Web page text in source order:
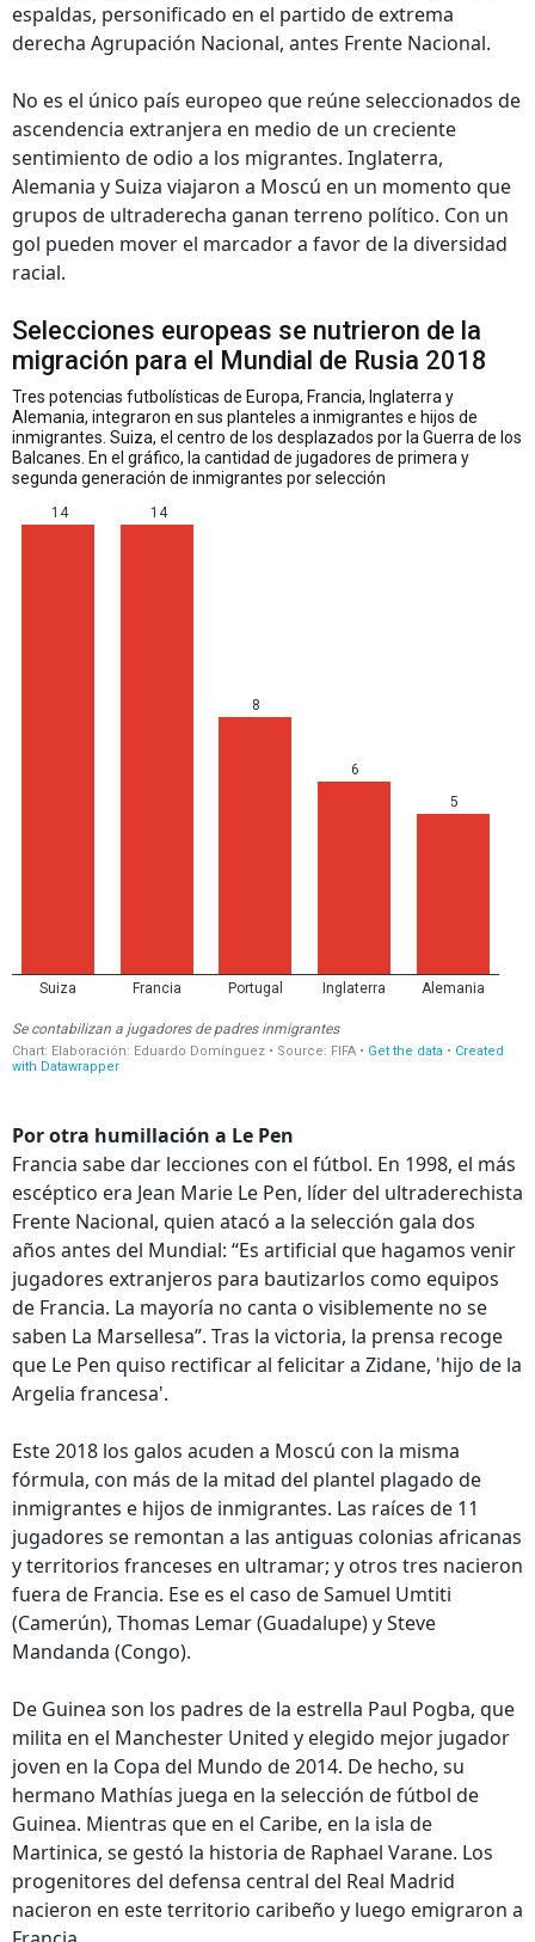
espaldas, personificado en el partido de extrema
derecha Agrupación Nacional, antes Frente Nacional.
No es el único país europeo que reúne seleccionados de
ascendencia extranjera en medio de un creciente
sentimiento de odio a los migrantes. Inglaterra,
Alemania y Suiza viajaron a Moscú en un momento que
grupos de ultraderecha ganan terreno político. Con un
gol pueden mover el marcador a favor de la diversidad
racial.
Por otra humillación a Le Pen
Francia sabe dar lecciones con el fútbol. En 1998, el más
escéptico era Jean Marie Le Pen, líder del ultraderechista
Frente Nacional, quien atacó a la selección gala dos
años antes del Mundial: “Es artificial que hagamos venir
jugadores extranjeros para bautizarlos como equipos
de Francia. La mayoría no canta o visiblemente no se
saben La Marsellesa”. Tras la victoria, la prensa recoge
que Le Pen quiso rectificar al felicitar a Zidane, 'hijo de la
Argelia francesa'.
Este 2018 los galos acuden a Moscú con la misma
fórmula, con más de la mitad del plantel plagado de
inmigrantes e hijos de inmigrantes. Las raíces de 11
jugadores se remontan a las antiguas colonias africanas
y territorios franceses en ultramar; y otros tres nacieron
fuera de Francia. Ese es el caso de Samuel Umtiti
(Camerún), Thomas Lemar (Guadalupe) y Steve
Mandanda (Congo).
De Guinea son los padres de la estrella Paul Pogba, que
milita en el Manchester United y elegido mejor jugador
joven en la Copa del Mundo de 2014. De hecho, su
hermano Mathías juega en la selección de fútbol de
Guinea. Mientras que en el Caribe, en la isla de
Martinica, se gestó la historia de Raphael Varane. Los
progenitores del defensa central del Real Madrid
nacieron en este territorio caribeño y luego emigraron a